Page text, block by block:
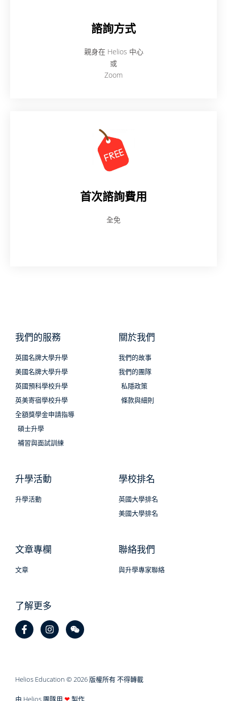
諮詢方式
親身在 Helios 中心
或
Zoom
首次諮詢費用
全免
我們的服務
英國名牌大學升學
美國名牌大學升學
英國預科學校升學
英美寄宿學校升學
全額獎學金申請指導
碩士升學
補習與面試訓練
關於我們
我們的故事
我們的團隊
私隱政策
條款與細則
升學活動
升學活動
學校排名
英國大學排名
美國大學排名
文章專欄
文章
聯絡我們
與升學專家聯絡
了解更多
Helios Education © 2026 版權所有 不得轉載
由 Helios 團隊用 ❤製作